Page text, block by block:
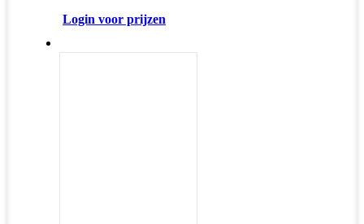
Login voor prijzen